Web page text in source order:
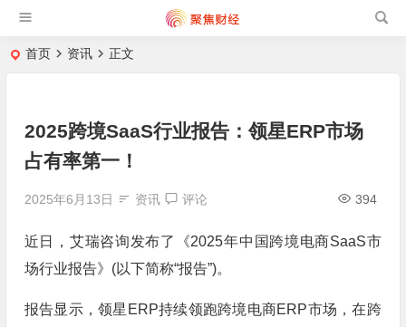
首页 资讯 正文
2025跨境SaaS行业报告：领星ERP市场
占有率第一！
2025年6月13日 资讯 评论 394
近日，艾瑞咨询发布了《2025年中国跨境电商SaaS市
场行业报告》(以下简称“报告”)。
报告显示，领星ERP持续领跑跨境电商ERP市场，在跨